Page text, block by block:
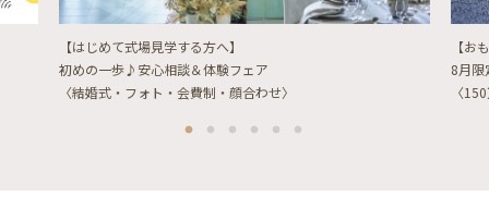
【はじめて式場見学する方へ】
初めの一歩♪安心相談＆体験フェア
〈結婚式・フォト・会費制・顔合わせ〉
【お
8月限
〈